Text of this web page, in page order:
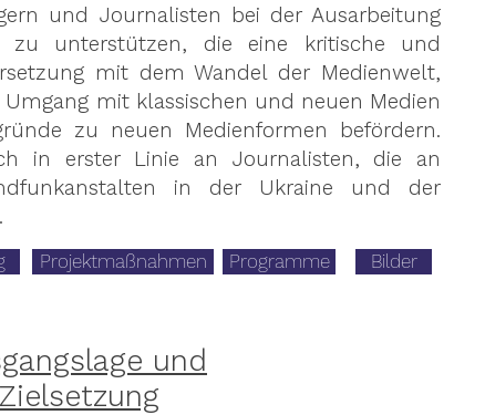
und Journalisten bei der Ausarbeitung
zu unterstützen, die eine kritische und
mit dem Wandel der Medienwelt,
mit klassischen und neuen Medien
zu neuen Medienformen befördern.
in erster Linie an Journalisten, die an
in der Ukraine und der
Projektmaßnahmen Programme Bilder
und
Zielsetzung